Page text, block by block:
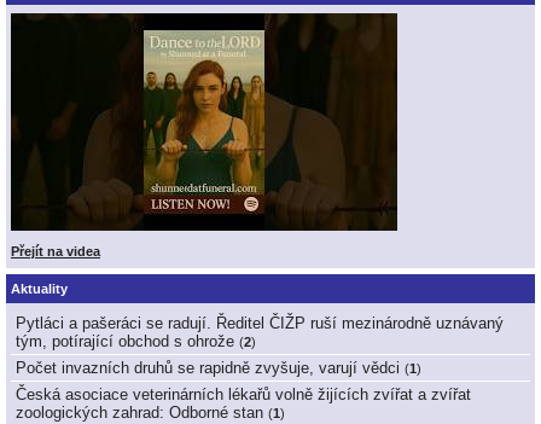
Přejít na videa
Aktuality
Pytláci a pašeráci se radují. Ředitel ČIŽP ruší mezinárodně uznávaný
tým, potírající obchod s ohrože (2)
Počet invazních druhů se rapidně zvyšuje, varují vědci (1 )
Česká asociace veterinárních lékařů volně žijících zvířat a zvířat
zoologických zahrad: Odborné stan (1 )